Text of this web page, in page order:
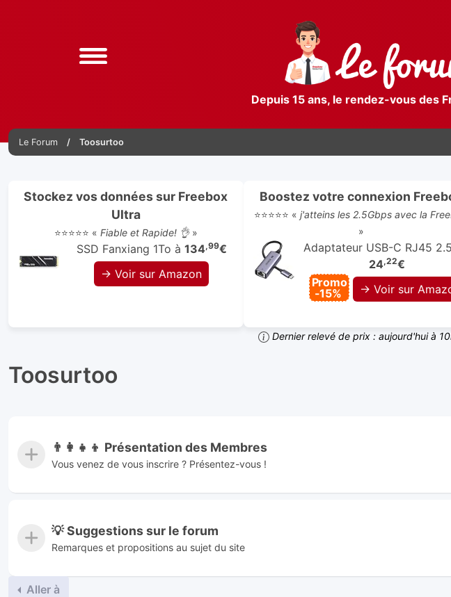
Depuis 15 ans, le rendez-vous des
Le Forum Toosurtoo
Stockez vos données sur Freebox
Ultra
⭐⭐⭐⭐⭐ « Fiable et Rapide! 👌»
SSD Fanxiang 1To à 134,99€
→ Voir sur Amazon
Boostez votre connexion
⭐⭐⭐⭐⭐ « j'atteins les 2.5Gbps avec la
»
Adaptateur USB-C RJ45
24,22€
Promo
-15%
→ Voir sur
Dernier relevé de prix : aujourd'hui à
Toosurtoo
👨‍👩‍👧‍👦 Présentation des Membres
Vous venez de vous inscrire ? Présentez-vous !
💡 Suggestions sur le forum
Remarques et propositions au sujet du site
Aller à